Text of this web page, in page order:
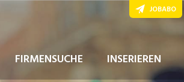
FIRMENSUCHE INSERIEREN
JOBABO